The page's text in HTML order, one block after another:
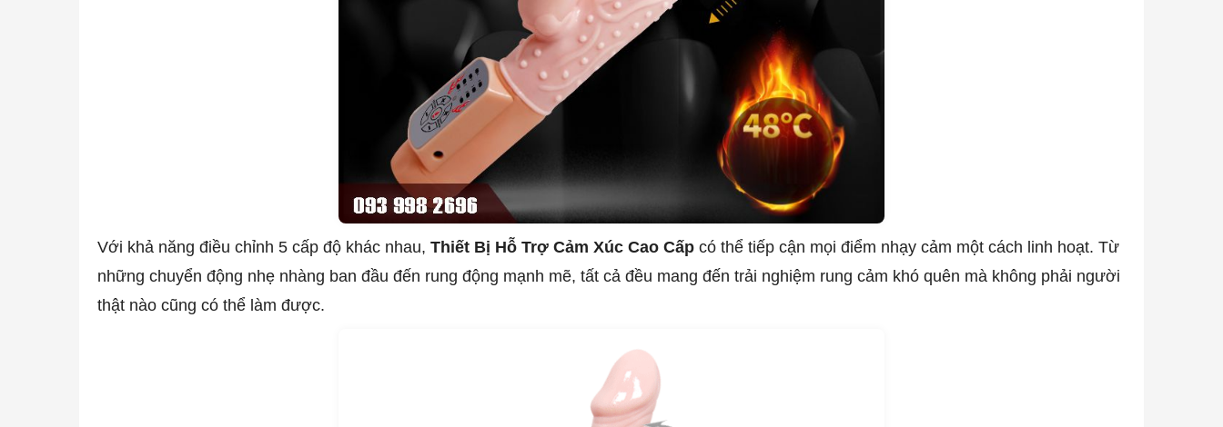
Với khả năng điều chỉnh 5 cấp độ khác nhau, Thiết Bị Hỗ Trợ Cảm Xúc Cao Cấp có thể tiếp cận mọi điểm nhạy cảm một cách linh hoạt. Từ
những chuyển động nhẹ nhàng ban đầu đến rung động mạnh mẽ, tất cả đều mang đến trải nghiệm rung cảm khó quên mà không phải người
thật nào cũng có thể làm được.